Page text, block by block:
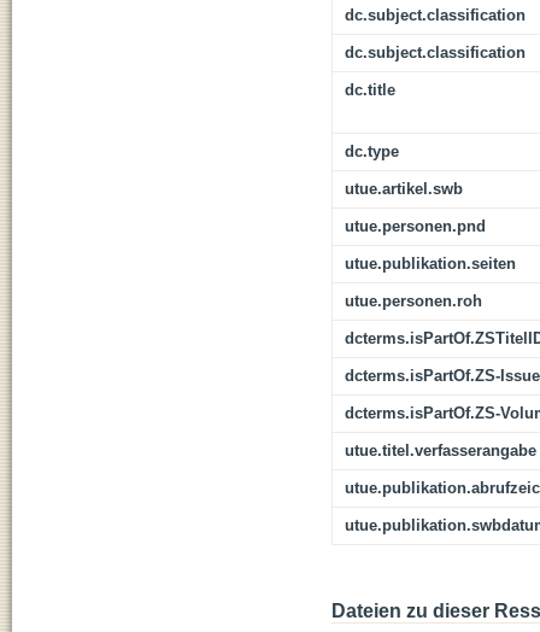
dc.subject.classification
dc.subject.classification
dc.title
dc.type
utue.artikel.swb
utue.personen.pnd
utue.publikation.seiten
utue.personen.roh
dcterms.isPartOf.ZS-Issue
dcterms.isPartOf.ZS-
utue.titel.verfasserangabe
Dateien zu dieser